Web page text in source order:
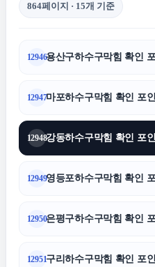
864페이지 · 15개 기준
12946용산구하수구막힘 확인
12947마포하수구막힘 확인 포
12948
12949영등포하수구막힘 확인
12950은평구하수구막힘 확인
12951구리하수구막힘 확인 포